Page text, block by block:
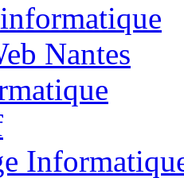
Nantes